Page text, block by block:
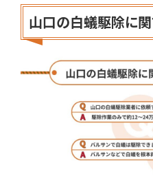
山口の白蟻駆除に